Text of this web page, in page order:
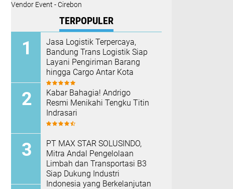
Vendor Event - Cirebon
TERPOPULER
Jasa Logistik Terpercaya,
Bandung Trans Logistik Siap
Layani Pengiriman Barang
hingga Cargo Antar Kota
Kabar Bahagia! Andrigo
Resmi Menikahi Tengku Titin
Indrasari
PT MAX STAR SOLUSINDO,
Mitra Andal Pengelolaan
Limbah dan Transportasi B3
Siap Dukung Industri
Indonesia yang Berkelanjutan